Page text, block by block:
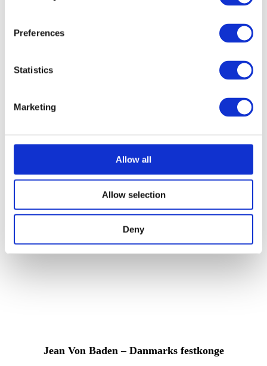
Preferences
Statistics
Marketing
Allow all
Allow selection
Deny
Kontakt kunstner
Jean Von Baden – Danmarks festkonge